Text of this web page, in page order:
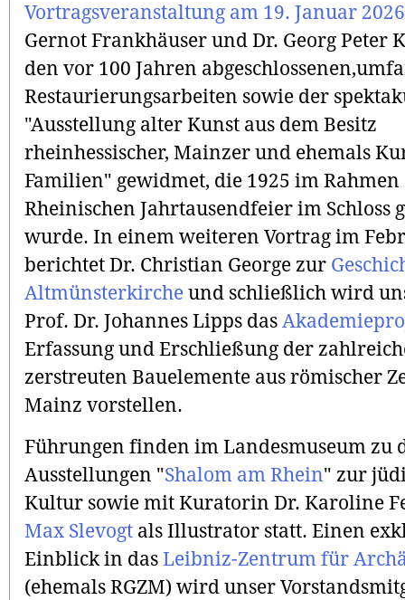
Vortragsveranstaltung am 19. Januar
Gernot Frankhäuser und Dr. Georg Peter
den vor 100 Jahren
Restaurierungsarbeiten sowie der
"Ausstellung alter Kunst aus dem Besitz
rheinhessischer, Mainzer und ehemals
Familien" gewidmet, die 1925 im Rahmen
Rheinischen Jahrtausendfeier im Schloss
wurde. In einem weiteren Vortrag im
berichtet Dr. Christian George zur
Altmünsterkirche und schließlich wird
Prof. Dr. Johannes Lipps das
Erfassung und Erschließung der
zerstreuten Bauelemente aus römischer
Mainz vorstellen.
Führungen finden im Landesmuseum zu
Ausstellungen "Shalom am Rhein" zur
Kultur sowie mit Kuratorin Dr. Karoline
Max Slevogt als Illustrator statt. Einen
Einblick in das Leibniz-Zentrum für
(ehemals RGZM) wird unser